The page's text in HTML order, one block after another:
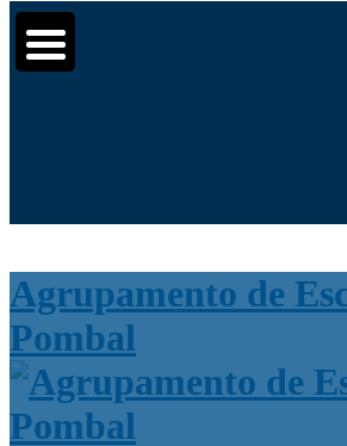
Moodle
SIGE3
Agrupamento de
Pombal